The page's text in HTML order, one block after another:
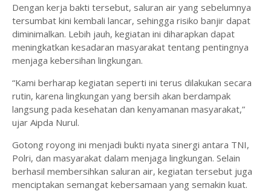
Dengan kerja bakti tersebut, saluran air yang sebelumnya
tersumbat kini kembali lancar, sehingga risiko banjir dapat
diminimalkan. Lebih jauh, kegiatan ini diharapkan dapat
meningkatkan kesadaran masyarakat tentang pentingnya
menjaga kebersihan lingkungan.
“Kami berharap kegiatan seperti ini terus dilakukan secara
rutin, karena lingkungan yang bersih akan berdampak
langsung pada kesehatan dan kenyamanan masyarakat,”
ujar Aipda Nurul.
Gotong royong ini menjadi bukti nyata sinergi antara TNI,
Polri, dan masyarakat dalam menjaga lingkungan. Selain
berhasil membersihkan saluran air, kegiatan tersebut juga
menciptakan semangat kebersamaan yang semakin kuat.